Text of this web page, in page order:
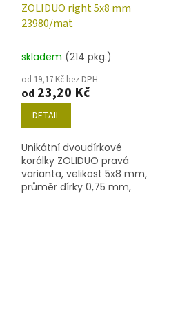
ZOLIDUO right 5x8 mm
23980/mat
skladem (214 pkg.)
od 19,17 Kč bez DPH
od 23,20 Kč
DETAIL
Unikátní dvoudírkové
korálky ZOLIDUO pravá
varianta, velikost 5x8 mm,
průměr dírky 0,75 mm,
obsah balení 20 ks nebo